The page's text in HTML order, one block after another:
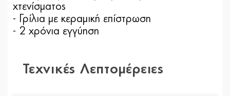
χτενίσµατος
- Γρίλια με κεραμική επίστρωση
- 2 χρόνια εγγύηση
Τεχνικές Λεπτομέρειες